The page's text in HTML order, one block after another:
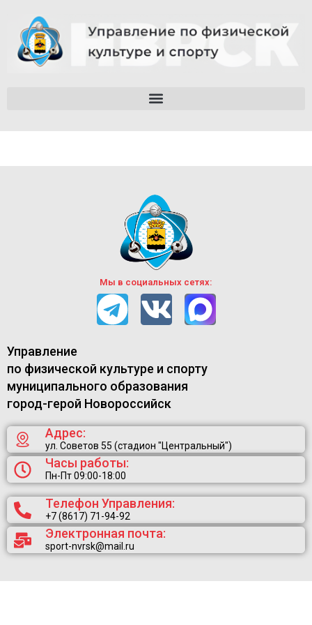
Мы в социальных сетях:
Управление
по физической культуре и спорту
муниципального образования
город-герой Новороссийск
Адрес:
ул. Советов 55 (стадион "Центральный")
Часы работы:
Пн-Пт 09:00-18:00
Телефон Управления:
+7 (8617) 71-94-92
Электронная почта:
sport-nvrsk@mail.ru